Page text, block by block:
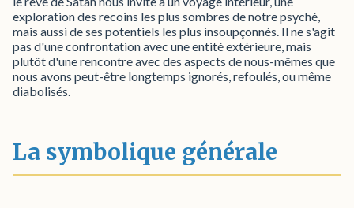
exploration des recoins les plus sombres de notre psyché,
mais aussi de ses potentiels les plus insoupçonnés. Il ne s'agit
pas d'une confrontation avec une entité extérieure, mais
plutôt d'une rencontre avec des aspects de nous-mêmes que
nous avons peut-être longtemps ignorés, refoulés, ou même
diabolisés.
La symbolique générale